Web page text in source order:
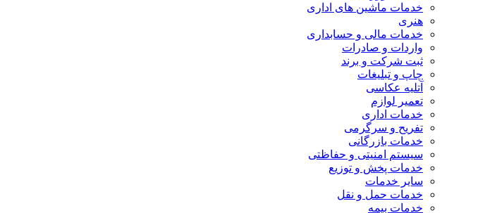
خدمات ماشین های اداری
هنری
خدمات مالی و حسابداری
واردات و صادرات
ثبت شرکت و برند
چاپ و تبلیغات
آتلیه عکاسی
تعمیر لوازم
خدمات اداری
تفریح و سرگرمی
خدمات بازرگانی
سیستم امنیتی و حفاظتی
خدمات پخش و توزیع
سایر خدمات
خدمات حمل و نقل
خدمات بیمه